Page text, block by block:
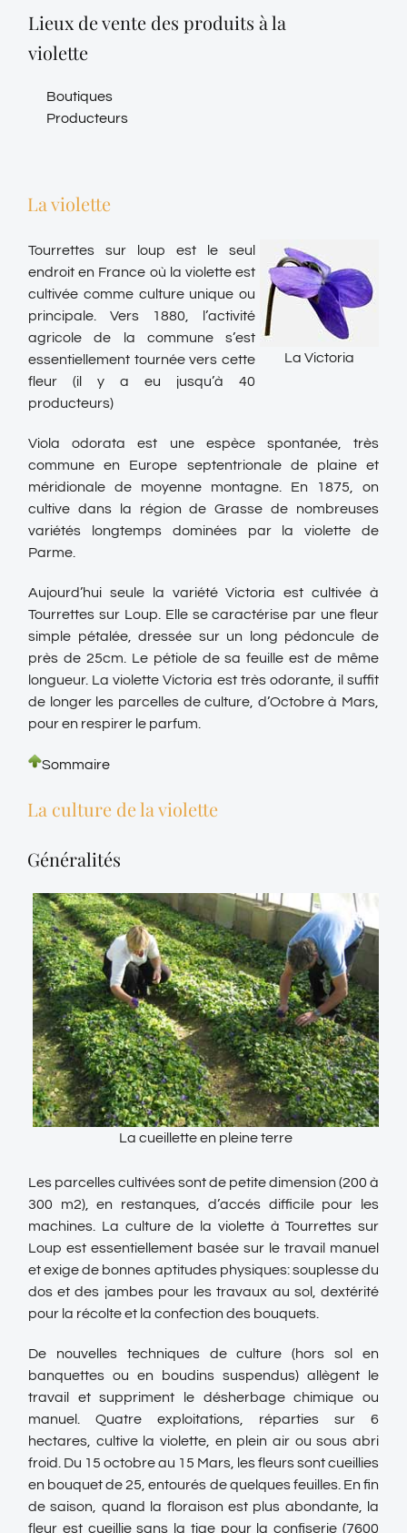
Lieux de vente des produits à la
violette
Boutiques
Producteurs
La violette
La Victoria
Tourrettes sur loup est le seul
endroit en France où la violette est
cultivée comme culture unique ou
principale. Vers 1880, l’activité
agricole de la commune s’est
essentiellement tournée vers cette
fleur (il y a eu jusqu’à 40
producteurs)
Viola odorata est une espèce spontanée, très
commune en Europe septentrionale de plaine et
méridionale de moyenne montagne. En 1875, on
cultive dans la région de Grasse de nombreuses
variétés longtemps dominées par la violette de
Parme.
Aujourd’hui seule la variété Victoria est cultivée à
Tourrettes sur Loup. Elle se caractérise par une fleur
simple pétalée, dressée sur un long pédoncule de
près de 25cm. Le pétiole de sa feuille est de même
longueur. La violette Victoria est très odorante, il suffit
de longer les parcelles de culture, d’Octobre à Mars,
pour en respirer le parfum.
Sommaire
La culture de la violette
Généralités
La cueillette en pleine terre
Les parcelles cultivées sont de petite dimension (200 à
300 m2), en restanques, d’accés difficile pour les
machines. La culture de la violette à Tourrettes sur
Loup est essentiellement basée sur le travail manuel
et exige de bonnes aptitudes physiques: souplesse du
dos et des jambes pour les travaux au sol, dextérité
pour la récolte et la confection des bouquets.
De nouvelles techniques de culture (hors sol en
banquettes ou en boudins suspendus) allègent le
travail et suppriment le désherbage chimique ou
manuel. Quatre exploitations, réparties sur 6
hectares, cultive la violette, en plein air ou sous abri
froid. Du 15 octobre au 15 Mars, les fleurs sont cueillies
en bouquet de 25, entourés de quelques feuilles. En fin
de saison, quand la floraison est plus abondante, la
fleur est cueillie sans la tige pour la confiserie (7600